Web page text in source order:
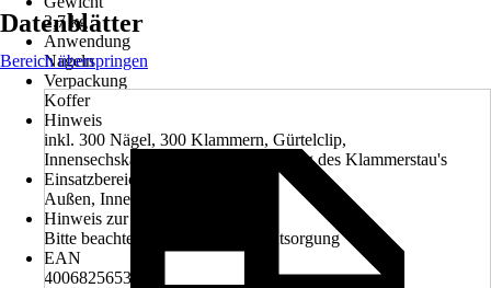
2,7 kg
Anwendung
Nageln
Verpackung
Koffer
Hinweis
inkl. 300 Nägel, 300 Klammern, Gürtelclip,
Innensechskantschlüssel zur Behebung des Klammerstau's
Einsatzbereich
Außen, Innen
Hinweis zur Entsorgung
Bitte beachte die Hinweise zur Entsorgung
EAN
4006825653786
Datenblätter
Bereich überspringen